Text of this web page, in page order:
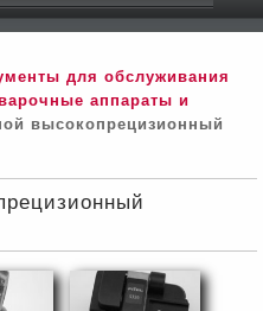
для обслуживания
аппараты и
высокопрецизионный